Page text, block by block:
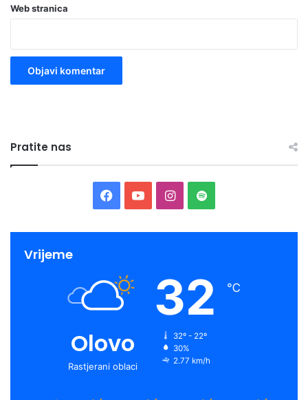
Web stranica
Pratite nas
Facebook
YouTubeInstagram
Spotify
Vrijeme
Olovo
Rastjerani oblaci
32 ℃
32º - 22º
30%
2.77 km/h